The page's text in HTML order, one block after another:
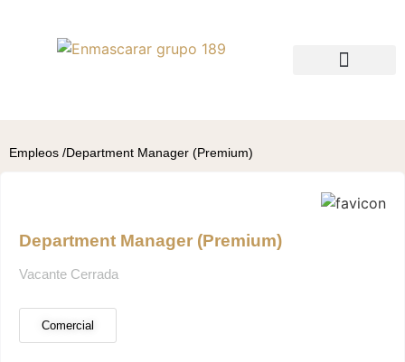
Empleos /Department Manager (Premium)
Department Manager (Premium)
Vacante Cerrada
Comercial